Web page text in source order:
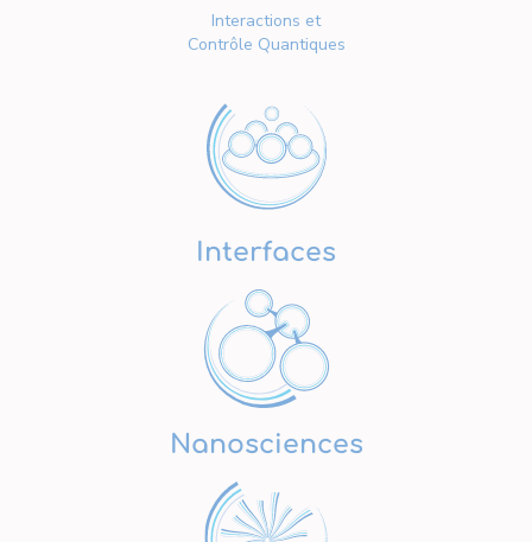
Interactions et
Contrôle Quantiques
Interfaces
Nanosciences